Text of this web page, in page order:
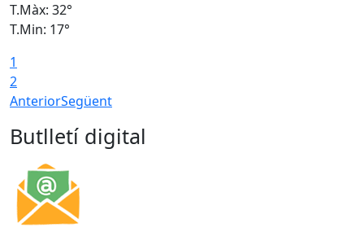
T.Màx: 32°
T.Min: 17°
1
2
AnteriorSegüent
Butlletí digital